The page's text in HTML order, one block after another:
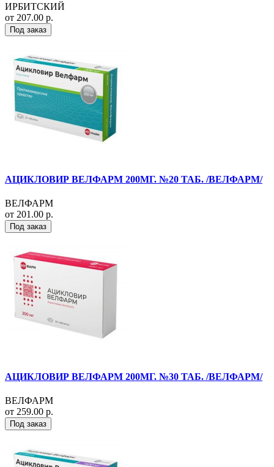
ИРБИТСКИЙ
от 207.00 р.
Под заказ
АЦИКЛОВИР ВЕЛФАРМ 200МГ. №20 ТАБ. /ВЕЛФАРМ/
ВЕЛФАРМ
от 201.00 р.
Под заказ
АЦИКЛОВИР ВЕЛФАРМ 200МГ. №30 ТАБ. /ВЕЛФАРМ/
ВЕЛФАРМ
от 259.00 р.
Под заказ